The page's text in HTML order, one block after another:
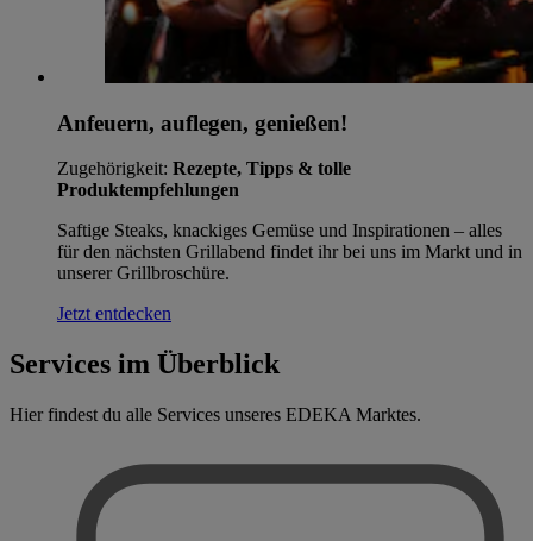
Anfeuern, auflegen, genießen!
Zugehörigkeit: Rezepte, Tipps & tolle
Produktempfehlungen
Saftige Steaks, knackiges Gemüse und Inspirationen – alles
für den nächsten Grillabend findet ihr bei uns im Markt und in
unserer Grillbroschüre.
Jetzt entdecken
Services im Überblick
Hier findest du alle Services unseres EDEKA Marktes.